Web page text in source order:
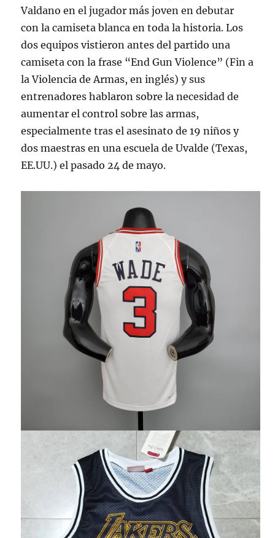
Valdano en el jugador más joven en debutar
con la camiseta blanca en toda la historia. Los
dos equipos vistieron antes del partido una
camiseta con la frase “End Gun Violence” (Fin a
la Violencia de Armas, en inglés) y sus
entrenadores hablaron sobre la necesidad de
aumentar el control sobre las armas,
especialmente tras el asesinato de 19 niños y
dos maestras en una escuela de Uvalde (Texas,
EE.UU.) el pasado 24 de mayo.